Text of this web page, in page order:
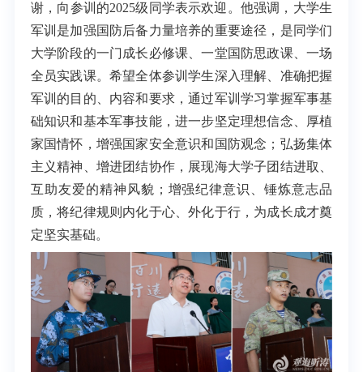
谢，向参训的2025级同学表示欢迎。他强调，大学生
军训是加强国防后备力量培养的重要途径，是同学们
大学阶段的一门成长必修课、一堂国防思政课、一场
全员实践课。希望全体参训学生深入理解、准确把握
军训的目的、内容和要求，通过军训学习掌握军事基
础知识和基本军事技能，进一步坚定理想信念、厚植
家国情怀，增强国家安全意识和国防观念；弘扬集体
主义精神、增进团结协作，展现海大学子团结进取、
互助友爱的精神风貌；增强纪律意识、锤炼意志品
质，将纪律规则内化于心、外化于行，为成长成才奠
定坚实基础。